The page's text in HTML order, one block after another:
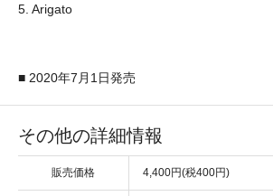
5. Arigato
■ 2020年7月1日発売
その他の詳細情報
販売価格 4,400円(税400円)